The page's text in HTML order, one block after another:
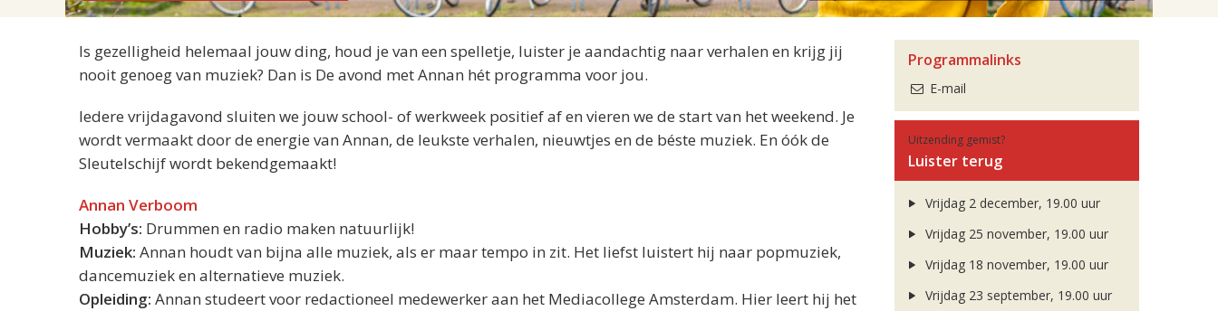
Is gezelligheid helemaal jouw ding, houd je van een spelletje, luister je aandachtig naar verhalen en krijg jij
nooit genoeg van muziek? Dan is De avond met Annan hét programma voor jou.
Iedere vrijdagavond sluiten we jouw school- of werkweek positief af en vieren we de start van het weekend. Je
wordt vermaakt door de energie van Annan, de leukste verhalen, nieuwtjes en de béste muziek. En óók de
Sleutelschijf wordt bekendgemaakt!
Annan Verboom
Hobby’s: Drummen en radio maken natuurlijk!
Muziek: Annan houdt van bijna alle muziek, als er maar tempo in zit. Het liefst luistert hij naar popmuziek,
dancemuziek en alternatieve muziek.
Opleiding: Annan studeert voor redactioneel medewerker aan het Mediacollege Amsterdam. Hier leert hij het
Programmalinks
E-mail
Uitzending gemist?
Luister terug
Vrijdag 2 december, 19.00 uur
Vrijdag 25 november, 19.00 uur
Vrijdag 18 november, 19.00 uur
Vrijdag 23 september, 19.00 uur